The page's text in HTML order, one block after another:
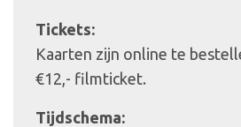
Tickets:
Kaarten zijn online te
€12,- filmticket.
Tijdschema: